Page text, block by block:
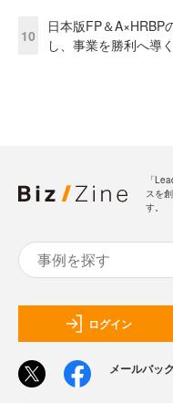
10
日本版FP＆
し、事業を勝利へ導
「
スを
す。
ログイン
メールバッ